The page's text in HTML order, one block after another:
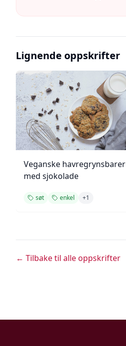
Lignende oppskrifter
Veganske havregrynsbarer
med sjokolade
søt enkel +1
← Tilbake til alle oppskrifter